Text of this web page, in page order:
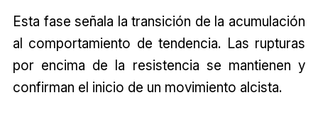
Esta fase señala la transición de la acumulación
al comportamiento de tendencia. Las rupturas
por encima de la resistencia se mantienen y
confirman el inicio de un movimiento alcista.